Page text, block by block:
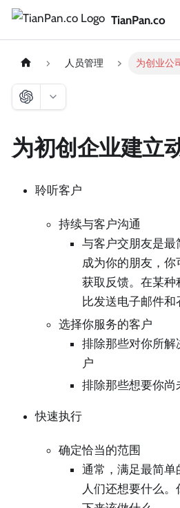
TianPan.co
人员管理 为创业公
为初创企业建立
聆听客户
持续与客户沟通
与客户交朋友是最
成为你的朋友，
获取反馈。在某种
比发送电子邮件和
选择你服务的客户
排除那些对你所解
户
排除那些想要你尚
快速执行
确定恰当的范围
通常，满足最简
人们还想要什么